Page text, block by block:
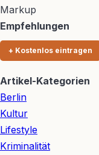
Markup
Empfehlungen
+ Kostenlos eintragen
Artikel-Kategorien
Berlin
Kultur
Lifestyle
Kriminalität